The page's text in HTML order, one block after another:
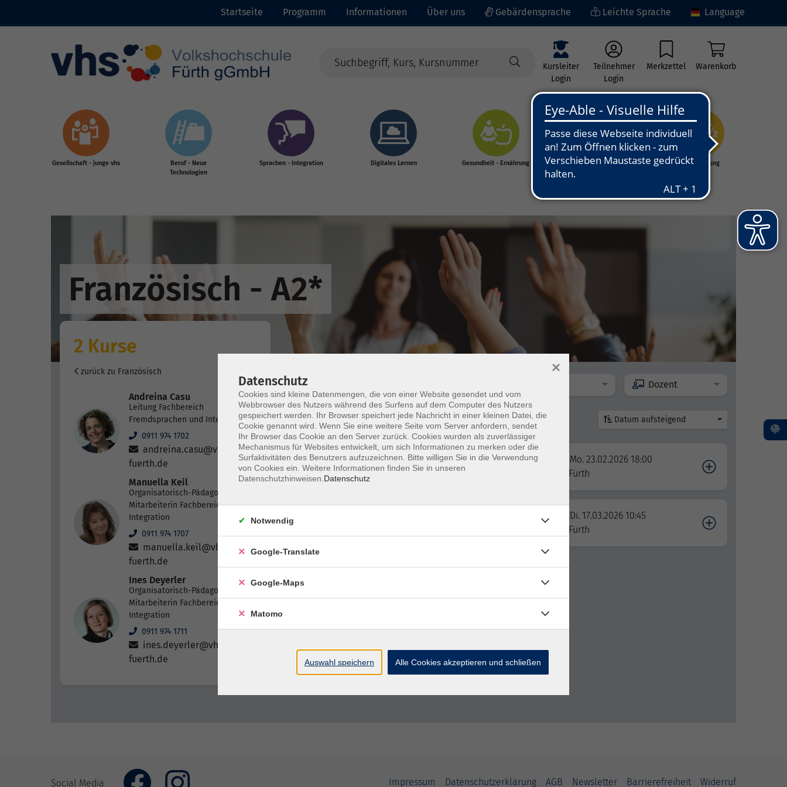
Startseite Programm Informationen Über uns Gebärdensprache Leichte Sprache Language
Kursleiter
Login
Teilnehmer
Login
Merkzettel Warenkorb
Gesellschaft - junge vhs
Beruf - Neue
Technologien
Sprachen - Integration Digitales Lernen Gesundheit - Ernährung
Kunst - Kultur -
Grundbildung
Französisch - A2*
2 Kurse
zurück zu Französisch
Andreina Casu
Leitung Fachbereich
Fremdsprachen und Integration
0911 974 1702
andreina.casu@vhs-
fuerth.de
Manuella Keil
Organisatorisch-Pädagogische
Mitarbeiterin Fachbereich
Integration
0911 974 1707
manuella.keil@vhs-
fuerth.de
Ines Deyerler
Organisatorisch-Pädagogische
Mitarbeiterin Fachbereich
Integration
0911 974 1711
ines.deyerler@vhs-
fuerth.de
Dozent
nur buchbare nur beginnende Datum aufsteigend
Französisch - A2
Mo. 23.02.2026 18:00
Fürth
Di. 17.03.2026 10:45
Fürth
Social Media Impressum Datenschutzerklärung AGB Newsletter Barrierefreiheit Widerruf
Datenschutz
Cookies sind kleine Datenmengen, die von einer Website gesendet und vom
Webbrowser des Nutzers während des Surfens auf dem Computer des Nutzers
gespeichert werden. Ihr Browser speichert jede Nachricht in einer kleinen Datei, die
Cookie genannt wird. Wenn Sie eine weitere Seite vom Server anfordern, sendet
Ihr Browser das Cookie an den Server zurück. Cookies wurden als zuverlässiger
Mechanismus für Websites entwickelt, um sich Informationen zu merken oder die
Surfaktivitäten des Benutzers aufzuzeichnen. Bitte willigen Sie in die Verwendung
von Cookies ein. Weitere Informationen finden Sie in unseren
Datenschutzhinweisen. Datenschutz
×
Notwendig
Google-Translate
Google-Maps
Matomo
Auswahl speichern Alle Cookies akzeptieren und schließen